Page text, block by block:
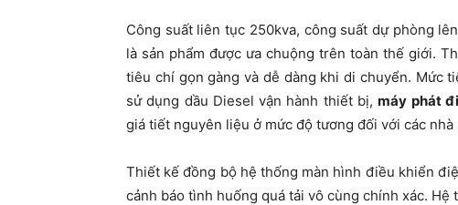
Công suất liên tục 250kva, công suất dự phòng
là sản phẩm được ưa chuộng trên toàn thế giới.
tiêu chí gọn gàng và dễ dàng khi di chuyển. Mức
sử dụng dầu Diesel vận hành thiết bị,máy phát
giá tiết nguyên liệu ở mức độ tương đối với các
Thiết kế đồng bộ hệ thống màn hình điều khiển
cảnh báo tình huống quá tải vô cùng chính xác.